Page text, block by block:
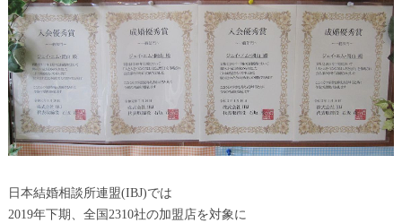
日本結婚相談所連盟(IBJ)では
2019年下期、全国2310社の加盟店を対象に